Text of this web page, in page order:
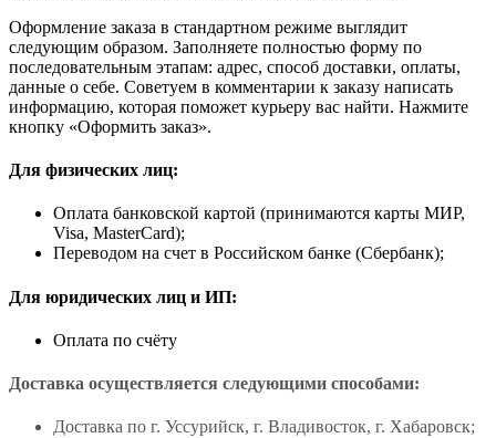
Оформление заказа в стандартном режиме выглядит
следующим образом. Заполняете полностью форму по
последовательным этапам: адрес, способ доставки, оплаты,
данные о себе. Советуем в комментарии к заказу написать
информацию, которая поможет курьеру вас найти. Нажмите
кнопку «Оформить заказ».
Для физических лиц:
Оплата банковской картой (принимаются карты МИР,
Visa, MasterCard);
Переводом на счет в Российском банке (Сбербанк);
Для юридических лиц и ИП:
Оплата по счёту
Доставка осуществляется следующими способами:
Доставка по г. Уссурийск, г. Владивосток, г. Хабаровск;